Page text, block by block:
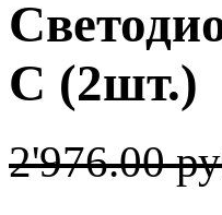
C (2шт.)
2'976.00